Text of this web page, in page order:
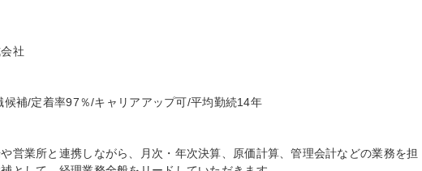
社
候補/定着率97％/キャリアアップ可/平均勤続14年
営業所と連携しながら、月次・年次決算、原価計算、管理会計などの業務を担